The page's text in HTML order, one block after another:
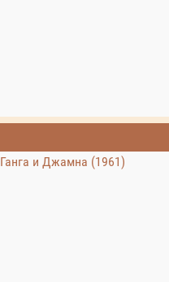
Ганга и Джамна (1961)